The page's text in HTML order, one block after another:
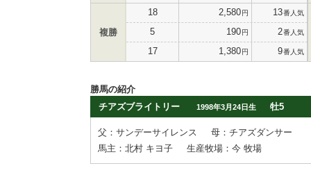
複勝
18 2,580円 13番人気
5 190円 2番人気
17 1,380円 9番人気
勝馬の紹介
チアズブライトリー
1998年3月24日生 牡5
父：サンデーサイレンス
母：チアズダンサー
馬主：北村 キヨ子
生産牧場：今 牧場